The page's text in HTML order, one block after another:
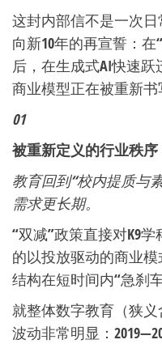
这封内部信不是一次
向新10年的再宣誓：
后，在生成式AI快速
商业模型正在被重新书
01
被重新定义的行业秩序
教育回到“校内提质与
需求更长期。
“双减”政策直接对K9
的以投放驱动的商业
结构在短时间内“急刹车
就整体数字教育（狭
波动非常明显：